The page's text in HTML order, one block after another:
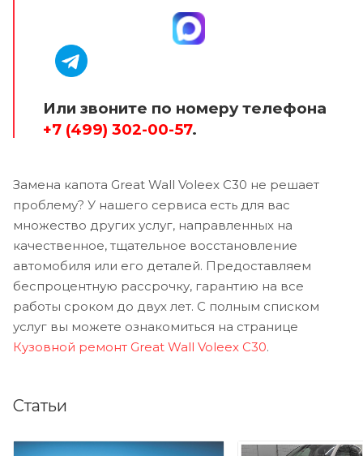
Или звоните по номеру телефона
+7 (499) 302-00-57.
Замена капота Great Wall Voleex C30 не решает
проблему? У нашего сервиса есть для вас
множество других услуг, направленных на
качественное, тщательное восстановление
автомобиля или его деталей. Предоставляем
беспроцентную рассрочку, гарантию на все
работы сроком до двух лет. С полным списком
услуг вы можете ознакомиться на странице
Кузовной ремонт Great Wall Voleex C30.
Статьи